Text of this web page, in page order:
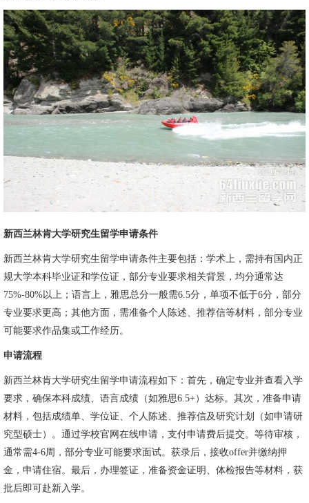
新西兰林肯大学研究生留学申请条件
新西兰林肯大学研究生留学申请条件主要包括：学术上，需持有国内正
规大学本科毕业证和学位证，部分专业要求相关背景，均分通常达
75%-80%以上；语言上，雅思总分一般需6.5分，单项不低于6分，部分
专业要求更高；其他方面，需准备个人陈述、推荐信等材料，部分专业
可能要求作品集或工作经历。
申请流程
新西兰林肯大学研究生留学申请流程如下：首先，确定专业并查看入学
要求，确保本科成绩、语言成绩（如雅思6.5+）达标。其次，准备申请
材料，包括成绩单、学位证、个人陈述、推荐信及研究计划（如申请研
究型硕士）。通过学校官网在线申请，支付申请费后提交。等待审核，
通常需4-6周，部分专业可能要求面试。获录后，接收offer并缴纳押
金，申请住宿。最后，办理签证，准备资金证明、体检报告等材料，获
批后即可赴新入学。